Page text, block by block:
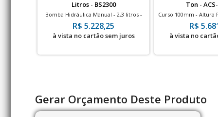
Litros - BS2300
Bomba Hidráulica Manual - 2,3 litros -
700bar
R$ 5.228,25
à vista no cartão sem juros
Ton -
Curso 100mm - Altura
R$
à vista no
Gerar Orçamento Deste Produto